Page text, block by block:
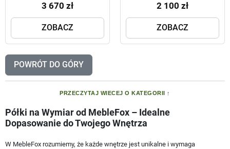
3 670 zł
ZOBACZ
2 100 zł
ZOBACZ
POWRÓT DO GÓRY
PRZECZYTAJ WIECEJ O KATEGORII
Półki na Wymiar od MebleFox – Idealne
Dopasowanie do Twojego Wnętrza
W MebleFox rozumiemy, że każde wnętrze jest unikalne i wymaga